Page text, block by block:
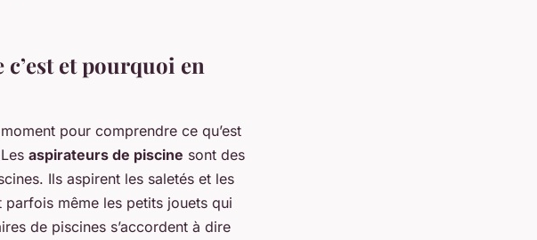
et pourquoi en
pour comprendre ce qu’est
aspirateurs de piscine sont des
Ils aspirent les saletés et les
même les petits jouets qui
de piscines s’accordent à dire